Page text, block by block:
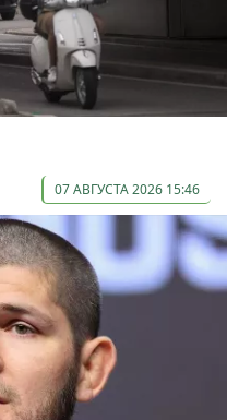
07 АВГУСТА 2026 15:46